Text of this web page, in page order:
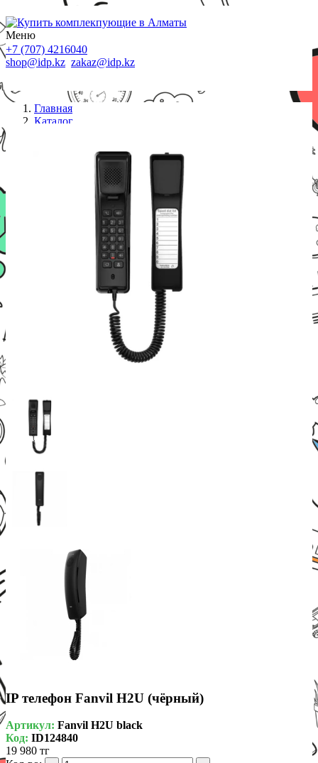
Меню
+7 (707) 4216040
shop@idp.kz zakaz@idp.kz
Главная
Каталог
IP телефон Fanvil H2U (чёрный)
Артикул: Fanvil H2U black
Код: ID124840
19 980 тг